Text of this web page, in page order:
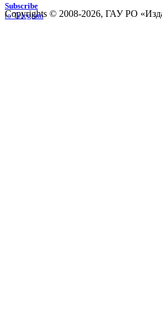
Subscribe
to Telegram
Copyrights © 2008-2026, ГАУ РО